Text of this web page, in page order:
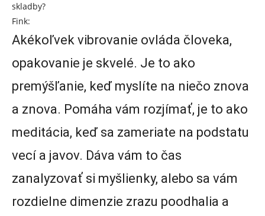
skladby?
Fink:
Akékoľvek vibrovanie ovláda človeka,
opakovanie je skvelé. Je to ako
premýšľanie, keď myslíte na niečo znova
a znova. Pomáha vám rozjímať, je to ako
meditácia, keď sa zameriate na podstatu
vecí a javov. Dáva vám to čas
zanalyzovať si myšlienky, alebo sa vám
rozdielne dimenzie zrazu poodhalia a